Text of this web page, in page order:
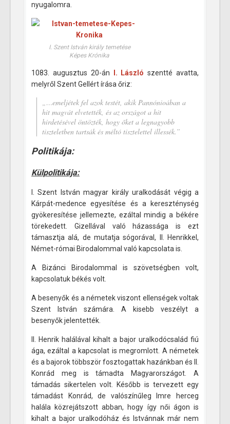
nyugalomra.
I. Szent István király temetése
Képes Krónika
1083. augusztus 20-án I. László szentté avatta,
melyről Szent Gellért írása őriz:
„…emeljétek fel azok testét, akik Pannónioában a
hit magvát elvetették, és az országot a hit
hirdetésével öntözték, hogy őket a legnagyobb
tiszteletben tartsák és méltó tisztelettel illessék.”
Politikája:
Külpolitikája:
I. Szent István magyar király uralkodását végig a
Kárpát-medence egyesítése és a kereszténység
gyökeresítése jellemezte, ezáltal mindig a békére
törekedett. Gizellával való házassága is ezt
támasztja alá, de mutatja sógorával, II. Henrikkel,
Német-római Birodalommal való kapcsolata is.
A Bizánci Birodalommal is szövetségben volt,
kapcsolatuk békés volt.
A besenyők és a németek viszont ellenségek voltak
Szent István számára. A kisebb veszélyt a
besenyők jelentették.
II. Henrik halálával kihalt a bajor uralkodócsalád fiú
ága, ezáltal a kapcsolat is megromlott. A németek
és a bajorok többször fosztogattak hazánkban és II.
Konrád meg is támadta Magyarországot. A
támadás sikertelen volt. Később is tervezett egy
támadást Konrád, de valószínűleg Imre herceg
halála közrejátszott abban, hogy így női ágon is
kihalt a bajor uralkodóház és Istvánnak már nem